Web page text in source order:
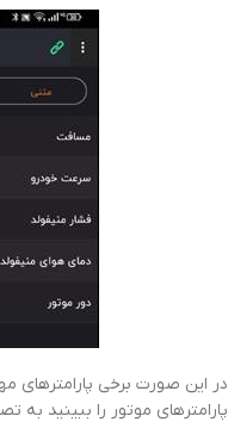
در این صورت برخی پارامترهای
پارامترهای موتور را ببینید